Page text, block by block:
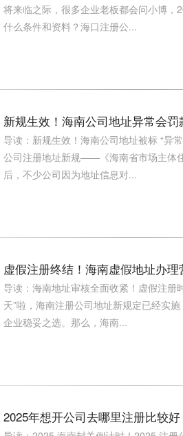
将来临之际，很多企业老板都会问小博
什么条件和资料？海口注册公...
新规生效！海南公司地址异常会
导读：新规生效！海南公司地址被标 “异
公司注册地址新规——《海南省市场主体
后，不少公司因为地址信息对...
虚假注册终结！海南虚假地址办
导读：海南地址审核全面收紧！虚假注册
天”啦，海南注册公司地址新规定已经实
企业稳妥之选。那么，海南...
2025年想开公司去哪里注册比较